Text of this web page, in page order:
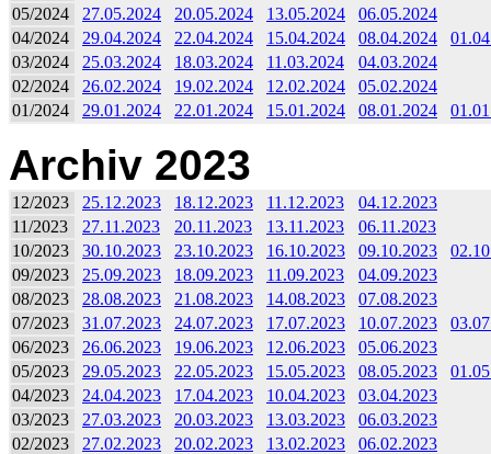
05/2024
27.05.2024 20.05.2024 13.05.2024
06.05.2024
04/2024
29.04.2024 22.04.2024 15.04.2024 08.04.2024
03/2024
25.03.2024 18.03.2024 11.03.2024
04.03.2024
02/2024
26.02.2024 19.02.2024 12.02.2024
05.02.2024
01/2024
29.01.2024 22.01.2024 15.01.2024 08.01.2024
Archiv 2023
12/2023 25.12.2023 18.12.2023 11.12.2023
04.12.2023
11/2023
27.11.2023 20.11.2023 13.11.2023
06.11.2023
10/2023
30.10.2023 23.10.2023 16.10.2023 09.10.2023
09/2023
25.09.2023 18.09.2023 11.09.2023
04.09.2023
08/2023
28.08.2023 21.08.2023 14.08.2023
07.08.2023
07/2023
31.07.2023 24.07.2023 17.07.2023 10.07.2023
06/2023
26.06.2023 19.06.2023 12.06.2023
05.06.2023
05/2023
29.05.2023 22.05.2023 15.05.2023 08.05.2023
04/2023
24.04.2023 17.04.2023 10.04.2023
03.04.2023
03/2023
27.03.2023 20.03.2023 13.03.2023
06.03.2023
02/2023
27.02.2023 20.02.2023 13.02.2023
06.02.2023